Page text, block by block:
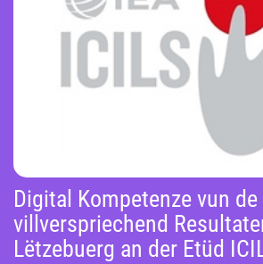
Digital Kompetenze vun de
villverspriechend
Lëtzebuerg an der Etüd